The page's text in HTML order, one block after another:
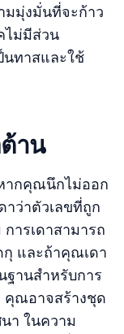
มมุ่งมั่นที่จะก้าว
ไม่มีส่วน
นทาสและใช้
าน
ากคุณนึกไม่ออก
าว่าตัวเลขที่ถูก
ารเดาสามารถ
และถ้าคุณเดา
ฐานสำหรับการ
คุณอาจสร้างชุด
า ในความ